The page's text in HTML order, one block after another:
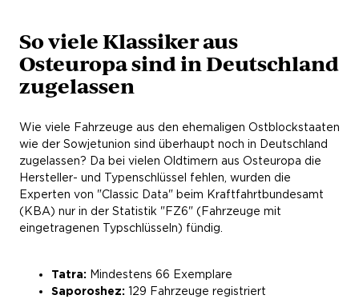
So viele Klassiker aus
Osteuropa sind in Deutschland
zugelassen
Wie viele Fahrzeuge aus den ehemaligen Ostblockstaaten
wie der Sowjetunion sind überhaupt noch in Deutschland
zugelassen? Da bei vielen Oldtimern aus Osteuropa die
Hersteller- und Typenschlüssel fehlen, wurden die
Experten von "Classic Data" beim Kraftfahrtbundesamt
(KBA) nur in der Statistik "FZ6" (Fahrzeuge mit
eingetragenen Typschlüsseln) fündig.
Tatra: Mindestens 66 Exemplare
Saporoshez: 129 Fahrzeuge registriert